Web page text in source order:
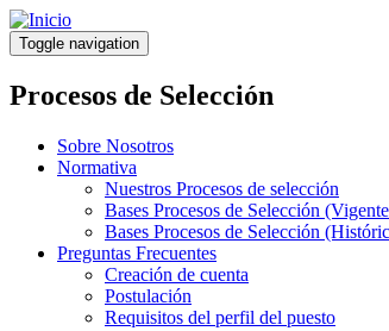
Pasar
al
contenido
principal
Toggle navigation
Procesos de Selección
Sobre Nosotros
Normativa
Nuestros Procesos de selección
Bases Procesos de Selección
Bases Procesos de Selección
Preguntas Frecuentes
Creación de cuenta
Postulación
Requisitos del perfil del puesto